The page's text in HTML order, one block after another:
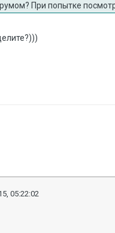
При попытке
05:22:02